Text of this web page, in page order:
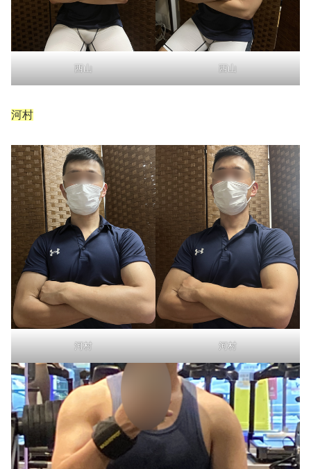
西山 西山
河村
河村 河村